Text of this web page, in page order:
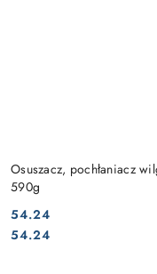
Osuszacz, pochłaniacz
590g
Cena:
54.24
Cena:
54.24